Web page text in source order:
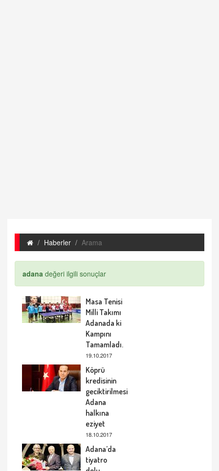
Haberler Arama
adana değeri ilgili sonuçlar
Masa Tenisi
Milli Takımı
Adanada ki
Kampını
Tamamladı.
19.10.2017
Köprü
kredisinin
geciktirilmesi
Adana
halkına
eziyet
18.10.2017
Adana’da
tiyatro